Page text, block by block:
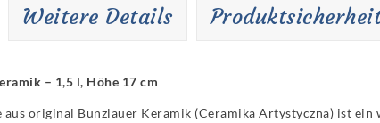
Weitere Details
– 1,5 l, Höhe 17 cm
aus original Bunzlauer Keramik (Ceramika Artystyczna) ist